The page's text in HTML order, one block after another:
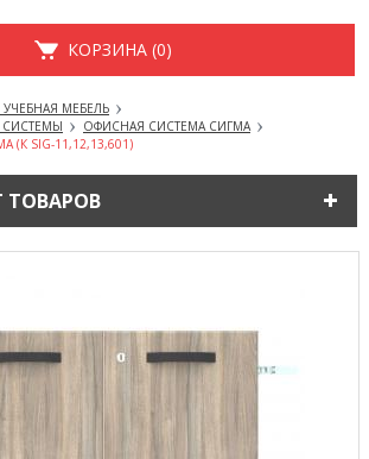
КОРЗИНА (0)
МЕБЕЛЬ
ОФИСНАЯ СИСТЕМА СИГМА
(К SIG-11,12,13,601)
ТОВАРОВ